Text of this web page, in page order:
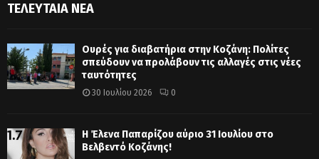
ΤΕΛΕΥΤΑΊΑ ΝΈΑ
Ουρές για διαβατήρια στην Κοζάνη: Πολίτες
σπεύδουν να προλάβουν τις αλλαγές στις νέες
ταυτότητες
30 Ιουλίου 2026 0
Η Έλενα Παπαρίζου αύριο 31 Ιουλίου στο
Βελβεντό Κοζάνης!